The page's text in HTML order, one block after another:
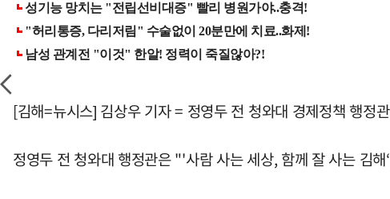
[김해=뉴시스] 김상우 기자 = 정영두 전 청와대 경제정책 행정
정영두 전 청와대 행정관은 "'사람 사는 세상, 함께 잘 사는 김